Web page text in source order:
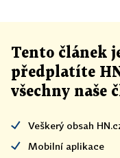
Tento článek
předplatíte
všechny naše
Veškerý obsah
Mobilní aplikace